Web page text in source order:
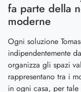
fa parte della
moderne
Ogni soluzione
indipendentemente
organizza gli spazi
rappresentano tra i
in ogni casa, per